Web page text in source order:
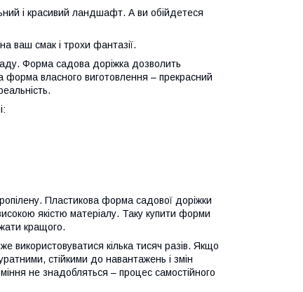
і красивий ландшафт. А ви обійдетеся
ваш смак і трохи фантазії.
Форма садова доріжка дозволить
форма власного виготовлення – прекрасний
Пластикова форма садової доріжки
якістю матеріалу. Таку купити форми
кращого.
використовуватися кілька тисяч разів. Якщо
стійкими до навантажень і змін
не знадобляться – процес самостійного